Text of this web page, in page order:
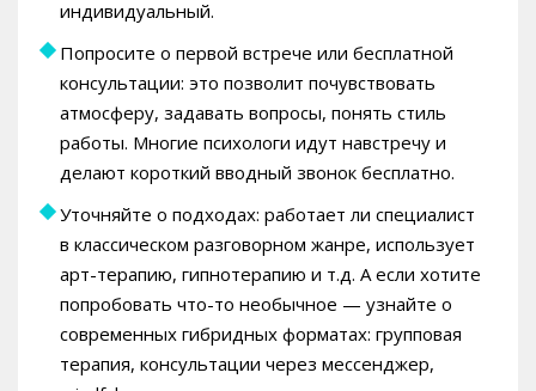
индивидуальный.
Попросите о первой встрече или бесплатной
консультации: это позволит почувствовать
атмосферу, задавать вопросы, понять стиль
работы. Многие психологи идут навстречу и
делают короткий вводный звонок бесплатно.
Уточняйте о подходах: работает ли специалист
в классическом разговорном жанре, использует
арт-терапию, гипнотерапию и т.д. А если хотите
попробовать что-то необычное — узнайте о
современных гибридных форматах: групповая
терапия, консультации через мессенджер,